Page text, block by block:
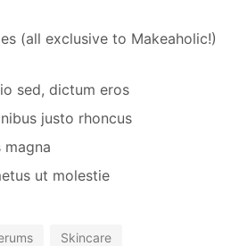
(all exclusive to Makeaholic!)
sed, dictum eros
justo rhoncus
magna
ut molestie
Skincare